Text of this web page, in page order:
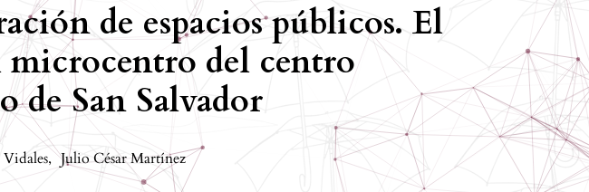
de espacios públicos. El
microcentro del centro
de San Salvador
, Julio César Martínez